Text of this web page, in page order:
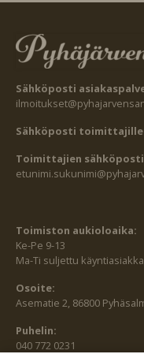
Sähköposti
Sähköposti
Toimittajien
Toimiston aukioloaika:
Ke-Pe 9-13
Ma-Ti suljettu
Osoite:
Asematie 2, 86800
Puhelin:
040 772 0231